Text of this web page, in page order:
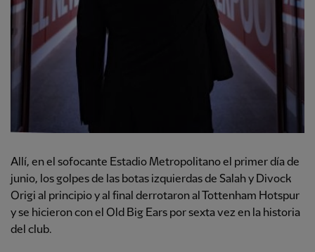
Allí, en el sofocante Estadio Metropolitano el primer día de
junio, los golpes de las botas izquierdas de Salah y Divock
Origi al principio y al final derrotaron al Tottenham Hotspur
y se hicieron con el Old Big Ears por sexta vez en la historia
del club.